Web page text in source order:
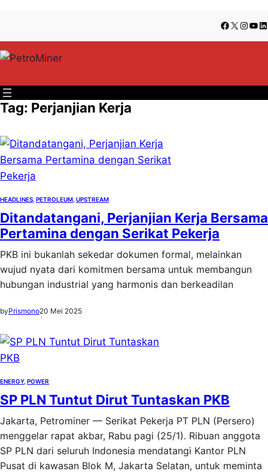
konten
content
Facebook
X
Tag: Perjanjian Kerja
HEADLINES PETROLEUM UPSTREAM
Ditandatangani, Perjanjian Kerja Bersama
Pertamina dengan Serikat Pekerja
PKB ini bukanlah sekedar dokumen formal, melainkan
wujud nyata dari komitmen bersama untuk membangun
hubungan industrial yang harmonis dan berkeadilan
byPrismono20 Mei 2025
ENERGY, POWER
SP PLN Tuntut Dirut Tuntaskan PKB
Jakarta, Petrominer — Serikat Pekerja PT PLN (Persero)
menggelar rapat akbar, Rabu pagi (25/1). Ribuan anggota
SP PLN dari seluruh Indonesia mendatangi Kantor PLN
Pusat di kawasan Blok M, Jakarta Selatan, untuk meminta